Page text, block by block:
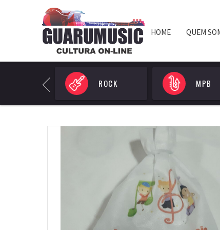
HOME QUEM
Previous ROCK MPB